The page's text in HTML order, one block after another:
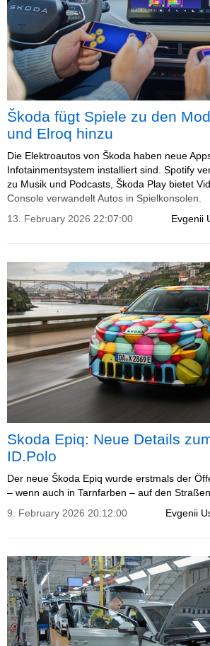
Škoda fügt Spiele zu den
und Elroq hinzu
Die Elektroautos von Škoda haben neue
Infotainmentsystem installiert sind. Spotify
zu Musik und Podcasts, Škoda Play bietet
Console verwandelt Autos in Spielkonsolen.
Evgenii
13. February 2026 22:07:00
Skoda Epiq: Neue Details
ID.Polo
Der neue Škoda Epiq wurde erstmals der
– wenn auch in Tarnfarben – auf den
Evgenii
9. February 2026 20:12:00